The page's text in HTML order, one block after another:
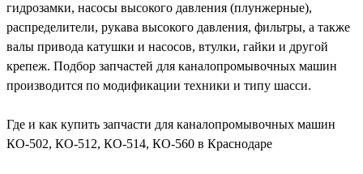
гидрозамки, насосы высокого давления (плунжерные),
распределители, рукава высокого давления, фильтры, а также
валы привода катушки и насосов, втулки, гайки и другой
крепеж. Подбор запчастей для каналопромывочных машин
производится по модификации техники и типу шасси.
Где и как купить запчасти для каналопромывочных машин
КО-502, КО-512, КО-514, КО-560 в Краснодаре